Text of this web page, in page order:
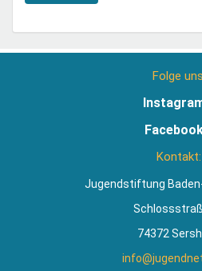
Folge
Kontakt:
Jugendstiftung
74372